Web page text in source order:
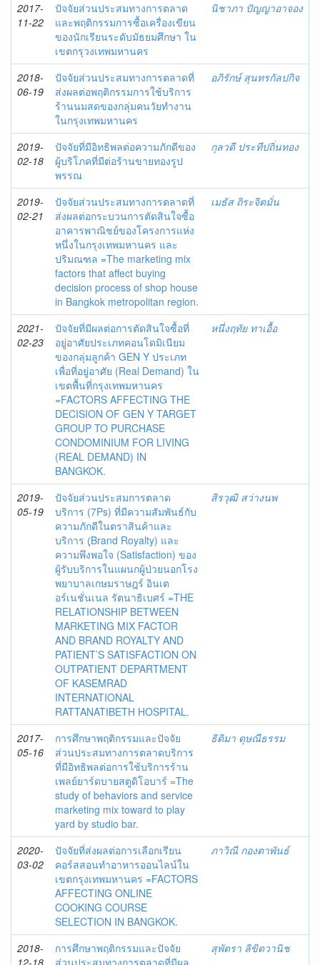
2017-
11-22
ปัจจัยส่วนประสมทางการตลาด
และพฤติกรรมการซื้อเครื่องเขียน
ของนักเรียนระดับมัธยมศึกษา ใน
เขตกรุวงเทพมหานคร
นิชาภา ปัญญาอาจอง
2018-
06-19
ปัจจัยส่วนประสมทางการตลาดที่
ส่งผลต่อพฤติกรรมการใช้บริการ
ร้านนมสดของกลุ่มคนวัยทำงาน
ในกรุงเทพมหานคร
อภิรักษ์ สุนทรกัลปกิจ
2019-
02-18
ปัจจัยที่มีอิทธิพลต่อความภักดีของ
ผู้บริโภคที่มีต่อร้านขายทองรูป
พรรณ
กุลวดี ประทีปถิ่นทอง
2019-
02-21
ปัจจัยส่วนประสมทางการตลาดที่
ส่งผลต่อกระบวนการตัดสินใจซื้อ
อาคารพาณิชย์ของโครงการแห่ง
หนึ่งในกรุงเทพมหานคร และ
ปริมณฑล =The marketing mix
factors that affect buying
decision process of shop house
in Bangkok metropolitan region.
เมธัส ถิระจิตมั่น
2021-
02-23
ปัจจัยที่มีผลต่อการตัดสินใจซื้อที่
อยู่อาศัยประเภทคอนโดมิเนียม
ของกลุ่มลูกค้า GEN Y ประเภท
เพื่อที่อยู่อาศัย (Real Demand) ใน
เขตพื้นที่กรุงเทพมหานคร
=FACTORS AFFECTING THE
DECISION OF GEN Y TARGET
GROUP TO PURCHASE
CONDOMINIUM FOR LIVING
(REAL DEMAND) IN
BANGKOK.
หนึ่งฤทัย ทาเอื้อ
2019-
05-19
ปัจจัยส่วนประสมการตลาด
บริการ (7Ps) ที่มีความสัมพันธ์กับ
ความภักดีในตราสินค้าและ
บริการ (ฺBrand Royalty) และ
ความพึงพอใจ (Satisfaction) ของ
ผู้รับบริการในแผนกผู้ป่วยนอกโรง
พยาบาลเกษมราษฎร์ อินเต
อร์เนชั่นเนล รัตนาธิเบศร์ =THE
RELATIONSHIP BETWEEN
MARKETING MIX FACTOR
AND BRAND ROYALTY AND
PATIENT’S SATISFACTION ON
OUTPATIENT DEPARTMENT
OF KASEMRAD
INTERNATIONAL
RATTANATIBETH HOSPITAL.
สิรวุฒิ สว่างนพ
2017-
05-16
การศึกษาพฤติกรรมและปัจจัย
ส่วนประสมทางการตลาดบริการ
ที่มีอิทธิพลต่อการใช้บริการร้าน
เพลย์ยาร์ดบายสตูดิโอบาร์ =The
study of behaviors and service
marketing mix toward to play
yard by studio bar.
ธิติมา ดุษณีธรรม
2020-
03-02
ปัจจัยที่ส่งผลต่อการเลือกเรียน
คอร์สสอนทำอาหารออนไลน์ใน
เขตกรุงเทพมหานคร =FACTORS
AFFECTING ONLINE
COOKING COURSE
SELECTION IN BANGKOK.
ภาวิณี กองตาพันธ์
2018-
12-18
การศึกษาพฤติกรรมและปัจจัย
ส่วนประสมทางการตลาดที่มีผล
สุพัตรา ลิขิตวานิช